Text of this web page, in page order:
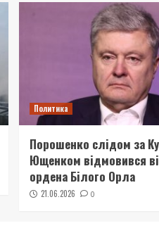
Политика
Порошенко слідом за
Ющенком відмовився
ордена Білого Орла
21.06.2026 0